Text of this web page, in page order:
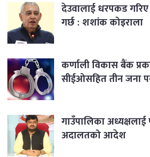
देउवालाई धरपकड गरिए
गर्छ : शशांक कोइराला
कर्णाली विकास बैंक
सीईओसहित तीन जना
गाउँपालिका अध्यक्षलाई
अदालतको आदेश